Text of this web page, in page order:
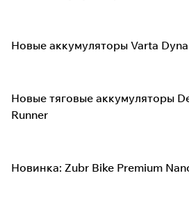
Новые аккумуляторы Varta
Новые тяговые аккумуляторы
Runner
Новинка: Zubr Bike Premium